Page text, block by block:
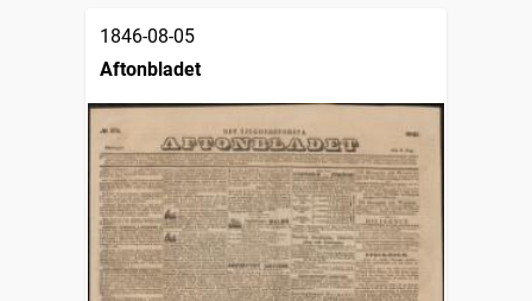
1846-08-05
Aftonbladet